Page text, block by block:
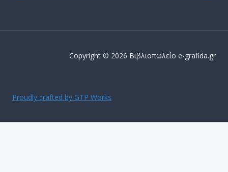
Copyright © 2026 Βιβλιοπωλείο e-grafida.gr
Proudly crafted by GTP Works